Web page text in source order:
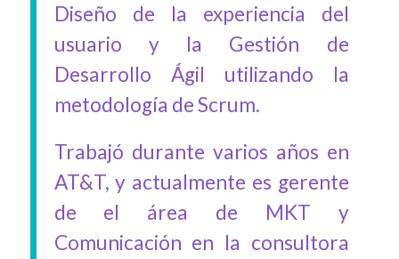
Diseño de la experiencia del
usuario y la Gestión de
Desarrollo Ágil utilizando la
metodología de Scrum.
Trabajó durante varios años en
AT&T, y actualmente es gerente
de el área de MKT y
Comunicación en la consultora